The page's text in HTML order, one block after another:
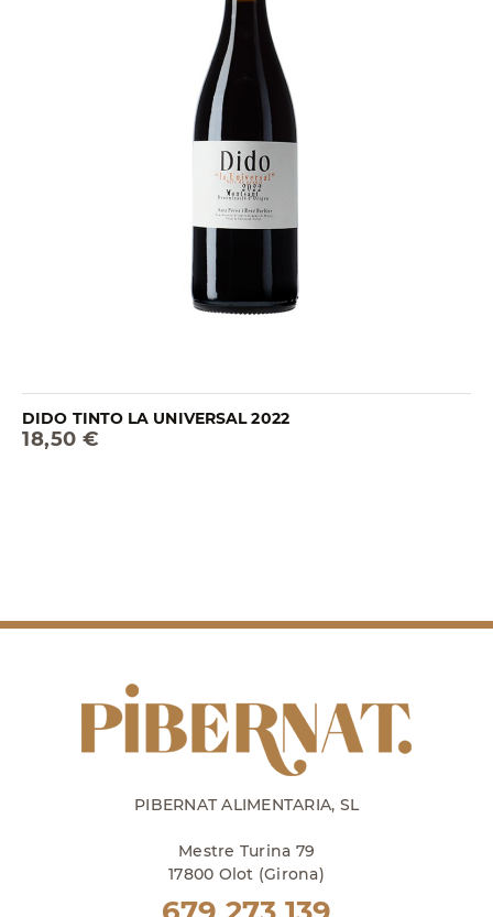
DIDO TINTO LA UNIVERSAL 2022
18,50 €
PIBERNAT ALIMENTARIA, SL
Mestre Turina 79
17800 Olot (Girona)